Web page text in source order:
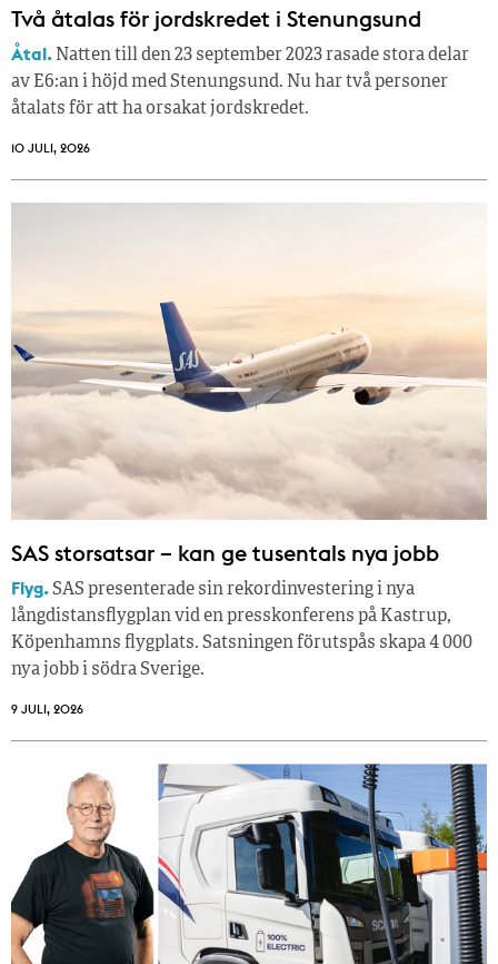
Två åtalas för jordskredet i Stenungsund
Åtal. Natten till den 23 september 2023 rasade stora delar
av E6:an i höjd med Stenungsund. Nu har två personer
åtalats för att ha orsakat jordskredet.
10 JULI, 2026
SAS storsatsar – kan ge tusentals nya jobb
Flyg.SAS presenterade sin rekordinvestering i nya
långdistansflygplan vid en presskonferens på Kastrup,
Köpenhamns flygplats. Satsningen förutspås skapa 4 000
nya jobb i södra Sverige.
9 JULI, 2026